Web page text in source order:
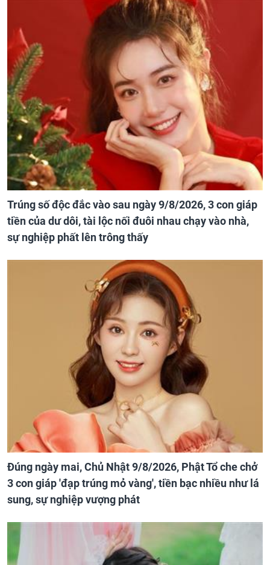
Trúng số độc đắc vào sau ngày 9/8/2026, 3 con giáp
tiền của dư dôi, tài lộc nối đuôi nhau chạy vào nhà,
sự nghiệp phất lên trông thấy
Đúng ngày mai, Chủ Nhật 9/8/2026, Phật Tổ che chở
3 con giáp 'đạp trúng mỏ vàng', tiền bạc nhiều như lá
sung, sự nghiệp vượng phát